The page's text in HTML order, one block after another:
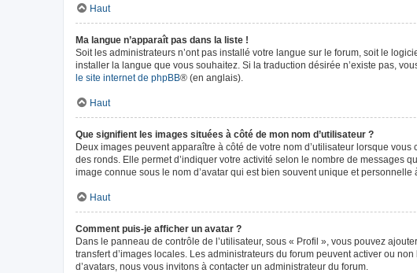
Haut
Ma langue n’apparaît pas dans la liste !
Soit les administrateurs n’ont pas installé votre langue sur le forum, soit le
installer la langue que vous souhaitez. Si la traduction désirée n’existe pas,
le site internet de phpBB® (en anglais).
Haut
Que signifient les images situées à côté de mon nom d’utilisateur ?
Deux images peuvent apparaître à côté de votre nom d’utilisateur lorsque
des ronds. Elle permet d’indiquer votre activité selon le nombre de messages
image connue sous le nom d’avatar qui est bien souvent unique et personnelle
Haut
Comment puis-je afficher un avatar ?
Dans le panneau de contrôle de l’utilisateur, sous « Profil », vous pouvez
transfert d’images locales. Les administrateurs du forum peuvent activer ou
d’avatars, nous vous invitons à contacter un administrateur du forum.